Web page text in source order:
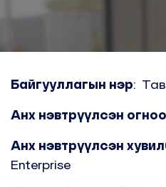
Байгууллагын нэр:
Анх нэвтрүүлсэн огноо
Анх нэвтрүүлсэн
Enterprise